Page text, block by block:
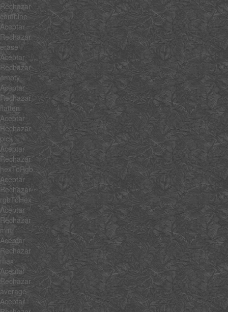
Rechazar
combine
Aceptar
Rechazar
erase
Aceptar
Rechazar
empty
Aceptar
Rechazar
flatten
Aceptar
Rechazar
pick
Aceptar
Rechazar
hexToRgb
Aceptar
Rechazar
rgbToHex
Aceptar
Rechazar
min
Aceptar
Rechazar
max
Aceptar
Rechazar
average
Aceptar